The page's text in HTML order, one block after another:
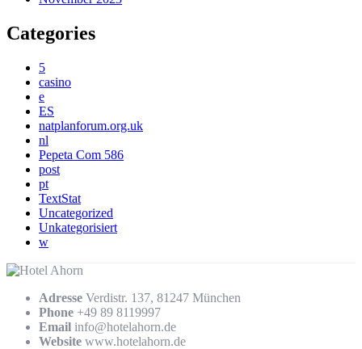
Categories
5
casino
e
ES
natplanforum.org.uk
nl
Pepeta Com 586
post
pt
TextStat
Uncategorized
Unkategorisiert
w
Adresse Verdistr. 137, 81247 München
Phone +49 89 8119997
Email info@hotelahorn.de
Website www.hotelahorn.de